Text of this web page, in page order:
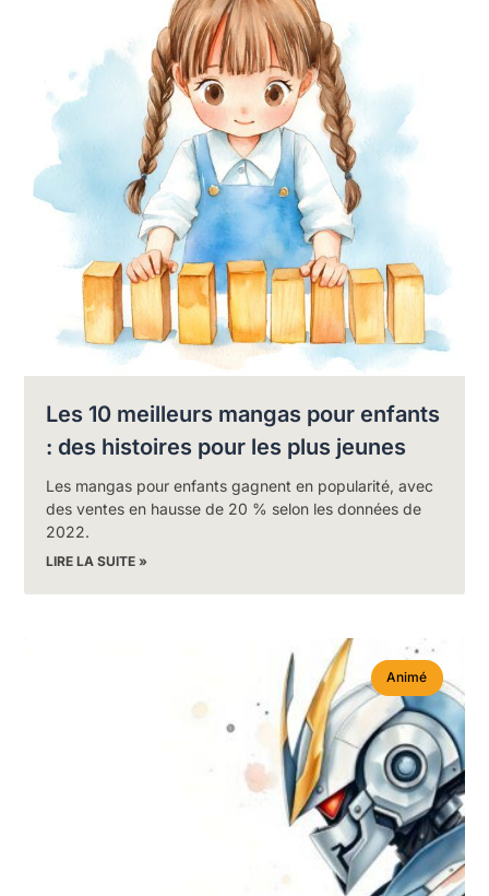
Les 10 meilleurs mangas pour enfants
: des histoires pour les plus jeunes
Les mangas pour enfants gagnent en popularité, avec
des ventes en hausse de 20 % selon les données de
2022.
LIRE LA SUITE »
Animé